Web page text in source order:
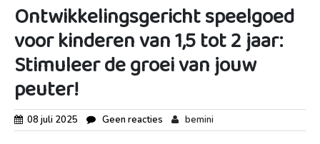
Ontwikkelingsgericht speelgoed
voor kinderen van 1,5 tot 2 jaar:
Stimuleer de groei van jouw
peuter!
08 juli 2025 Geen reacties bemini